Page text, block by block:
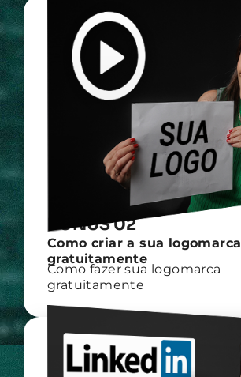
BÔNUS 02
Como criar a sua logomarca
gratuitamente
Como fazer sua logomarca
gratuitamente